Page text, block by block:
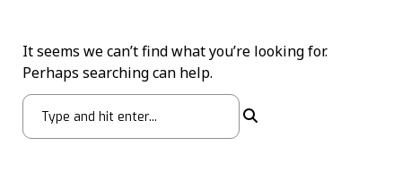
It seems we can’t find what you’re looking for.
Perhaps searching can help.